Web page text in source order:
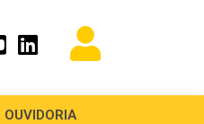
OUVIDORIA